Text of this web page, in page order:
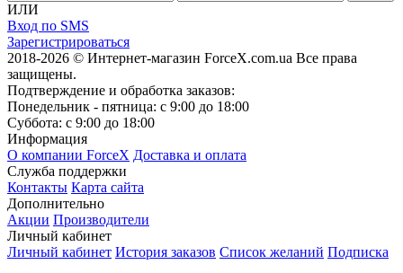
ИЛИ
Вход по SMS
Зарегистрироваться
2018-2026 © Интернет-магазин ForceX.com.ua Все права
защищены.
Подтверждение и обработка заказов:
Понедельник - пятница: с 9:00 до 18:00
Суббота: с 9:00 до 18:00
Информация
О компании ForceX Доставка и оплата
Служба поддержки
Контакты Карта сайта
Дополнительно
Акции Производители
Личный кабинет
Личный кабинет История заказов Список желаний Подписка